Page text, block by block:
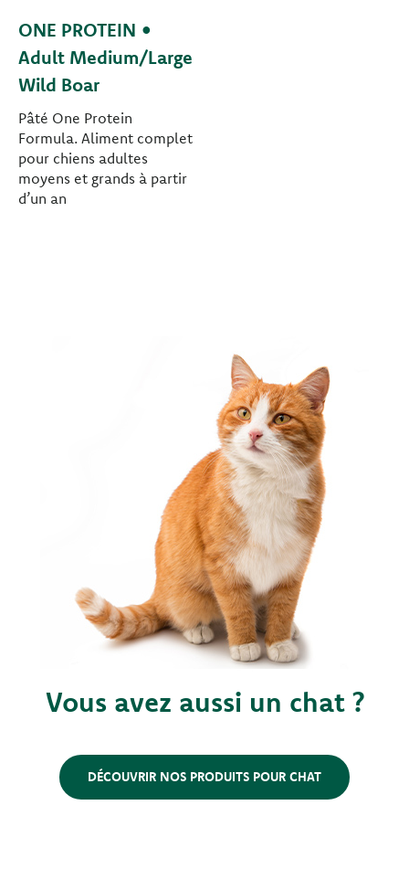
ONE PROTEIN •
Adult Medium/Large
Wild Boar
Pâté One Protein
Formula. Aliment complet
pour chiens adultes
moyens et grands à partir
d’un an
Vous avez aussi un chat ?
DÉCOUVRIR NOS PRODUITS POUR CHAT